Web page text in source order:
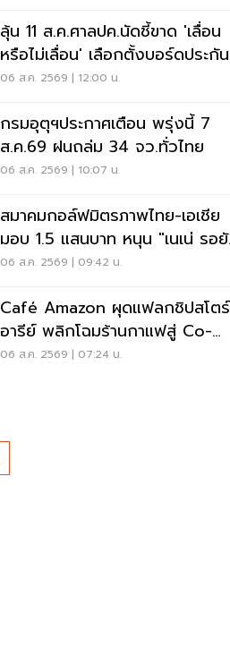
ลุ้น 11 ส.ค.ศาลปค.นัดชี้ขาด 'เลื่อน
หรือไม่เลื่อน' เลือกตั้งบอร์ดประกัน
สังคม
06 ส.ค. 2569 | 12:00 น.
กรมอุตุฯประกาศเตือน พรุ่งนี้ 7
ส.ค.69 ฝนถล่ม 34 จว.ทั่วไทย
06 ส.ค. 2569 | 10:07 น.
สมาคมกอล์ฟมิตรภาพไทย-เอเชีย
มอบ 1.5 แสนบาท หนุน "เนเน่ รอยั
ลุยเวทีที่สหรัฐ
06 ส.ค. 2569 | 09:42 น.
Café Amazon ผุดแฟลกชิปสโตร์
อารีย์ พลิกโฉมร้านกาแฟสู่ Co-
Working Space ครบวงจร
06 ส.ค. 2569 | 07:24 น.